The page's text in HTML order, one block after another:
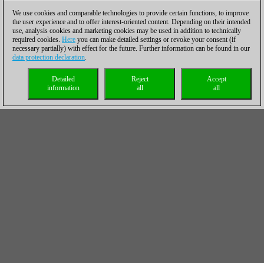
We use cookies and comparable technologies to provide certain functions, to improve
the user experience and to offer interest-oriented content. Depending on their intended
use, analysis cookies and marketing cookies may be used in addition to technically
required cookies. Here you can make detailed settings or revoke your consent (if
necessary partially) with effect for the future. Further information can be found in our
data protection declaration.
Accept
all
Reject
all
Detailed
information